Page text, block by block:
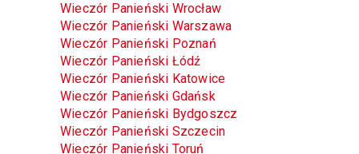
Wieczór Panieński Wrocław
Wieczór Panieński Warszawa
Wieczór Panieński Poznań
Wieczór Panieński Łódź
Wieczór Panieński Katowice
Wieczór Panieński Gdańsk
Wieczór Panieński Bydgoszcz
Wieczór Panieński Szczecin
Wieczór Panieński Toruń